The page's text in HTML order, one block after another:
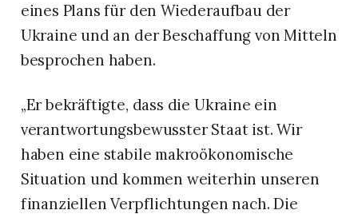
eines Plans für den Wiederaufbau der
Ukraine und an der Beschaffung von Mitteln
besprochen haben.
„Er bekräftigte, dass die Ukraine ein
verantwortungsbewusster Staat ist. Wir
haben eine stabile makroökonomische
Situation und kommen weiterhin unseren
finanziellen Verpflichtungen nach. Die